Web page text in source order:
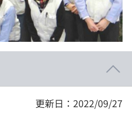
更新日：2022/09/27